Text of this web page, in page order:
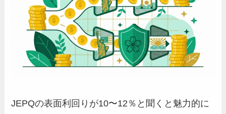
JEPQの表面利回りが10〜12％と聞くと魅力的に